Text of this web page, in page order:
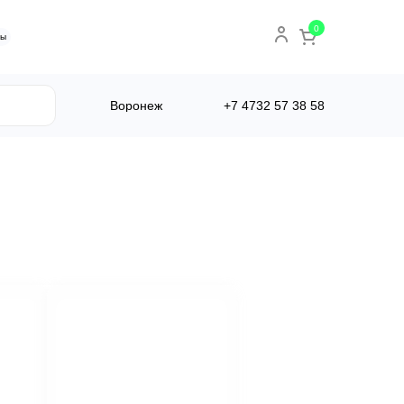
0
Воронеж +7 4732 57 38 58